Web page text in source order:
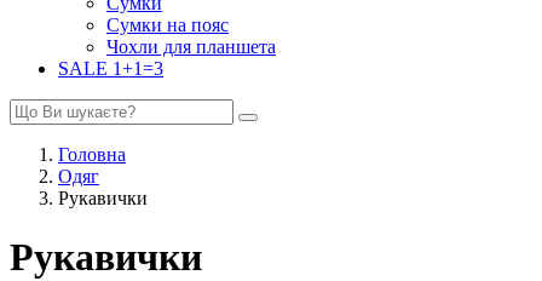
Сумки на пояс
Чохли для планшета
SALE 1+1=3
Головна
Одяг
Рукавички
Рукавички